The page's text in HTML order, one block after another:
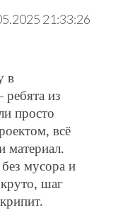
21:33:26
в
из
просто
всё
материал.
мусора и
шаг